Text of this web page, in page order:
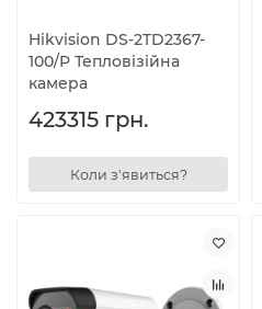
Hikvision DS-2TD2367-
100/P Тепловізійна
камера
423315 грн.
Коли з'явиться?